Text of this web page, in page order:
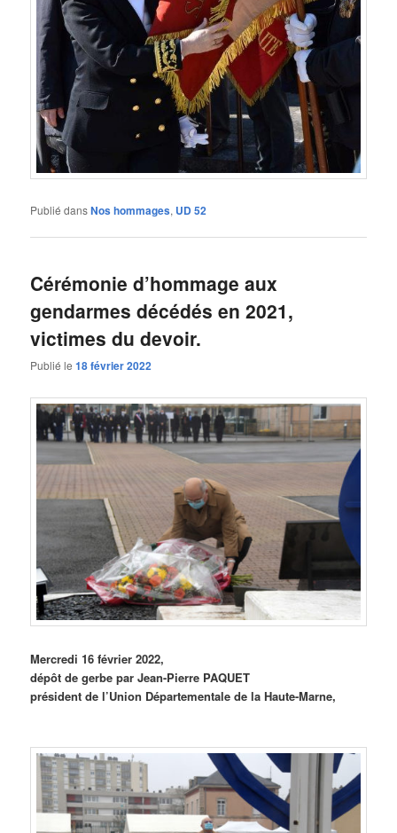
Publié dansNos hommages, UD 52
Cérémonie d’hommage aux
gendarmes décédés en 2021,
victimes du devoir.
Publié le18 février 2022
Mercredi 16 février 2022,
dépôt de gerbe par Jean-Pierre PAQUET
président de l’Union Départementalede la Haute-Marne,